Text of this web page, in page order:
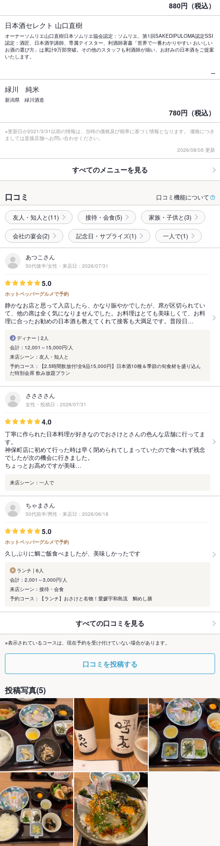
880円（税込）
日本酒セレクト 山口直樹
オーナーソムリエ山口直樹日本ソムリエ協会認定：ソムリエ、第1回SAKEDIPULOMA認定SSI
認定：酒匠、日本酒学講師、専属テイスター、利酒師著書「世界で一番わかりやすい おいしい
お酒の選び方」は累計9万部突破。その他のスタッフも利酒師が揃い、お好みの日本酒をご提案
いたします。
緑川 純米
新潟県 緑川酒造
780円（税込）
※更新日が2021/3/31以前の情報は、当時の価格及び税率に基づく情報となります。 価格につき
ましては直接店舗へお問い合わせください。
2026/08/05 更新
すべてのメニューを見る
口コミ 口コミ機能について
友人・知人と(11) 接待・会食(5) 家族・子供と(3)
会社の宴会(2) 記念日・サプライズ(1) 一人で(1)
あつこさん
50代後半/女性・来店日：2026/07/31
5.0
ホットペッパーグルメで予約
静かなお店と思って入店したら、かなり賑やかでしたが、席が区切られてい
て、他の席は全く気になりませんでした。お料理はとても美味しくて、お料
理に合ったお勧めの日本酒も教えてくれて接客も大満足です。普段日…
ディナー | 2人
会計：12,001～15,000円/人
来店シーン：友人・知人と
予約コース：【2.5時間飲放付!全9品15,000円】日本酒10種＆季節の旬食材を盛り込ん
だ特別会席 飲み放題プラン
ささささん
女性・投稿日：2026/07/31
4.0
丁寧に作られた日本料理が好きなのでおさけとさんの色んな店舗に行ってま
す。
神保町店に初めて行った時は早く閉められてしまっていたので食べれず残念
でしたが次の機会に行きました。
ちょっとお高めですが美味…
来店シーン：一人で
ちゃまさん
50代前半/男性・来店日：2026/06/18
5.0
ホットペッパーグルメで予約
久しぶりに鯛ご飯食べましたが、美味しかったです
ランチ | 6人
会計：2,001～3,000円/人
来店シーン：接待・会食
予約コース：【ランチ】おさけと名物！愛媛宇和島流 鯛めし膳
すべての口コミを見る
※表示されているコースは、現在予約を受け付けていない場合があります。
口コミを投稿する
投稿写真(5)